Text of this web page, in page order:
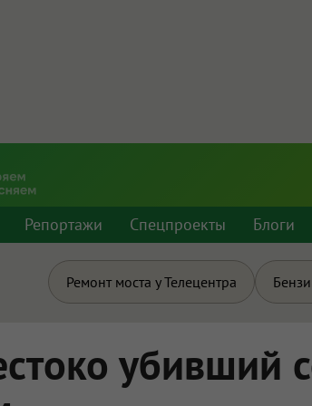
Репортажи Спецпроекты Блоги
Ремонт моста у Телецентра
убивший